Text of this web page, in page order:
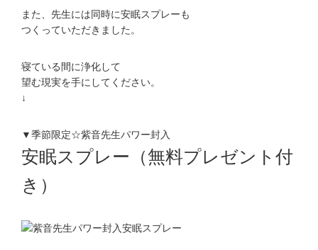
また、先生には同時に安眠スプレーも
つくっていただきました。
寝ている間に浄化して
望む現実を手にしてください。
↓
▼季節限定☆紫音先生パワー封入
安眠スプレー（無料プレゼント付
き）